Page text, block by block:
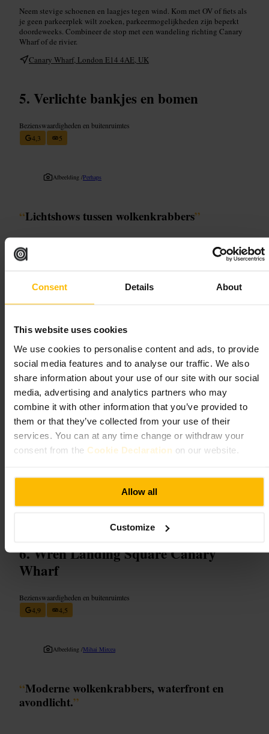
Consent Details About
This website uses cookies
We use cookies to personalise content and ads, to provide
social media features and to analyse our traffic. We also
share information about your use of our site with our social
media, advertising and analytics partners who may
combine it with other information that you’ve provided to
them or that they’ve collected from your use of their
services. You can at any time change or withdraw your
consent from the Cookie Declaration on our website.
Allow all
Customize
Neem stevige schoenen en laagjes tegen wind. Kom met OV of fiets als
je geen parkeerplek wilt zoeken, parkeermogelijkheden zijn beperkt
doordeweeks. Combineer de stop met een wandeling richting Canary
Wharf of de rivier.
Canary Wharf, London E14 4AE, UK
Verlichte bankjes en bomen
Bezienswaardigheden en buitenruimtes
4,3
5
Afbeelding /Perhaps
“Lichtshows tussen wolkenkrabbers”
Geschikt voor
WinterLights #Lichtkunst
Avondwandeling
#Fotolocatie #Gezinsuitje
Wat u kunt verwachten
Een route met statische en bewegende lichtinstallaties. Soms hangt er
mist boven het water, waardoor kleuren extra reflecteren. Je loopt langs
pleinen, promenades en dokken. Er zijn plekken om te zitten,
foodtrucks en duidelijke routeborden. De sfeer is urban en ontspannen,
met veel mensen die foto’s maken.
Plan uw bezoek
warme, waterdichte kleding aan en comfortabele schoenen. Plan korte
pauzes bij foodtrucks of cafés. Ga doordacht te werk: volg de borden en
laat ruimte voor andere bezoekers bij populaire installaties.
Wren Landing Square Canary
Wharf
Bezienswaardigheden en buitenruimtes
4,9
4,5
Afbeelding /Mihai Mircea
“Moderne wolkenkrabbers, waterfront en
avondlicht.”